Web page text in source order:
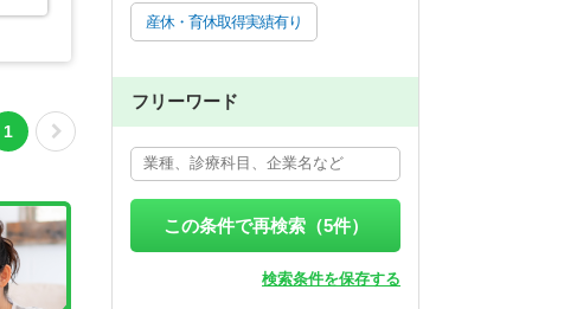
1
産休・育休取得実績有り
フリーワード
この条件で再検索（5件）
検索条件を保存する